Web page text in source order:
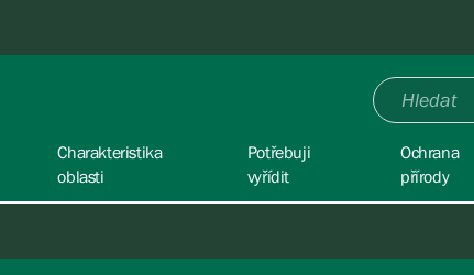
Charakteristika
oblasti
Potřebuji
vyřídit
Ochrana
přírody